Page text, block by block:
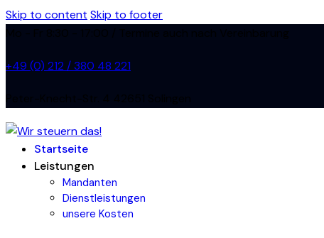
Skip to content Skip to footer
+49 (0) 212 / 380 48 221
Startseite
Leistungen
Mandanten
Dienstleistungen
unsere Kosten